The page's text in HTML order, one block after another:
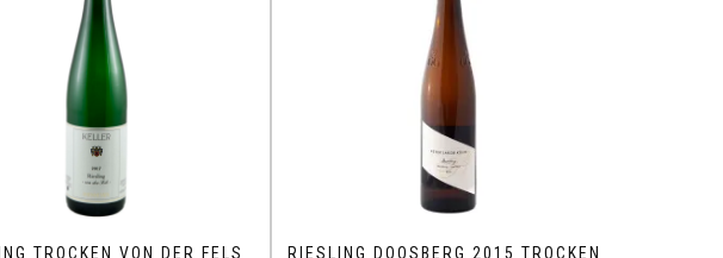
TROCKEN VON DER FELS
RIESLING DOOSBERG 2015 TROCKEN